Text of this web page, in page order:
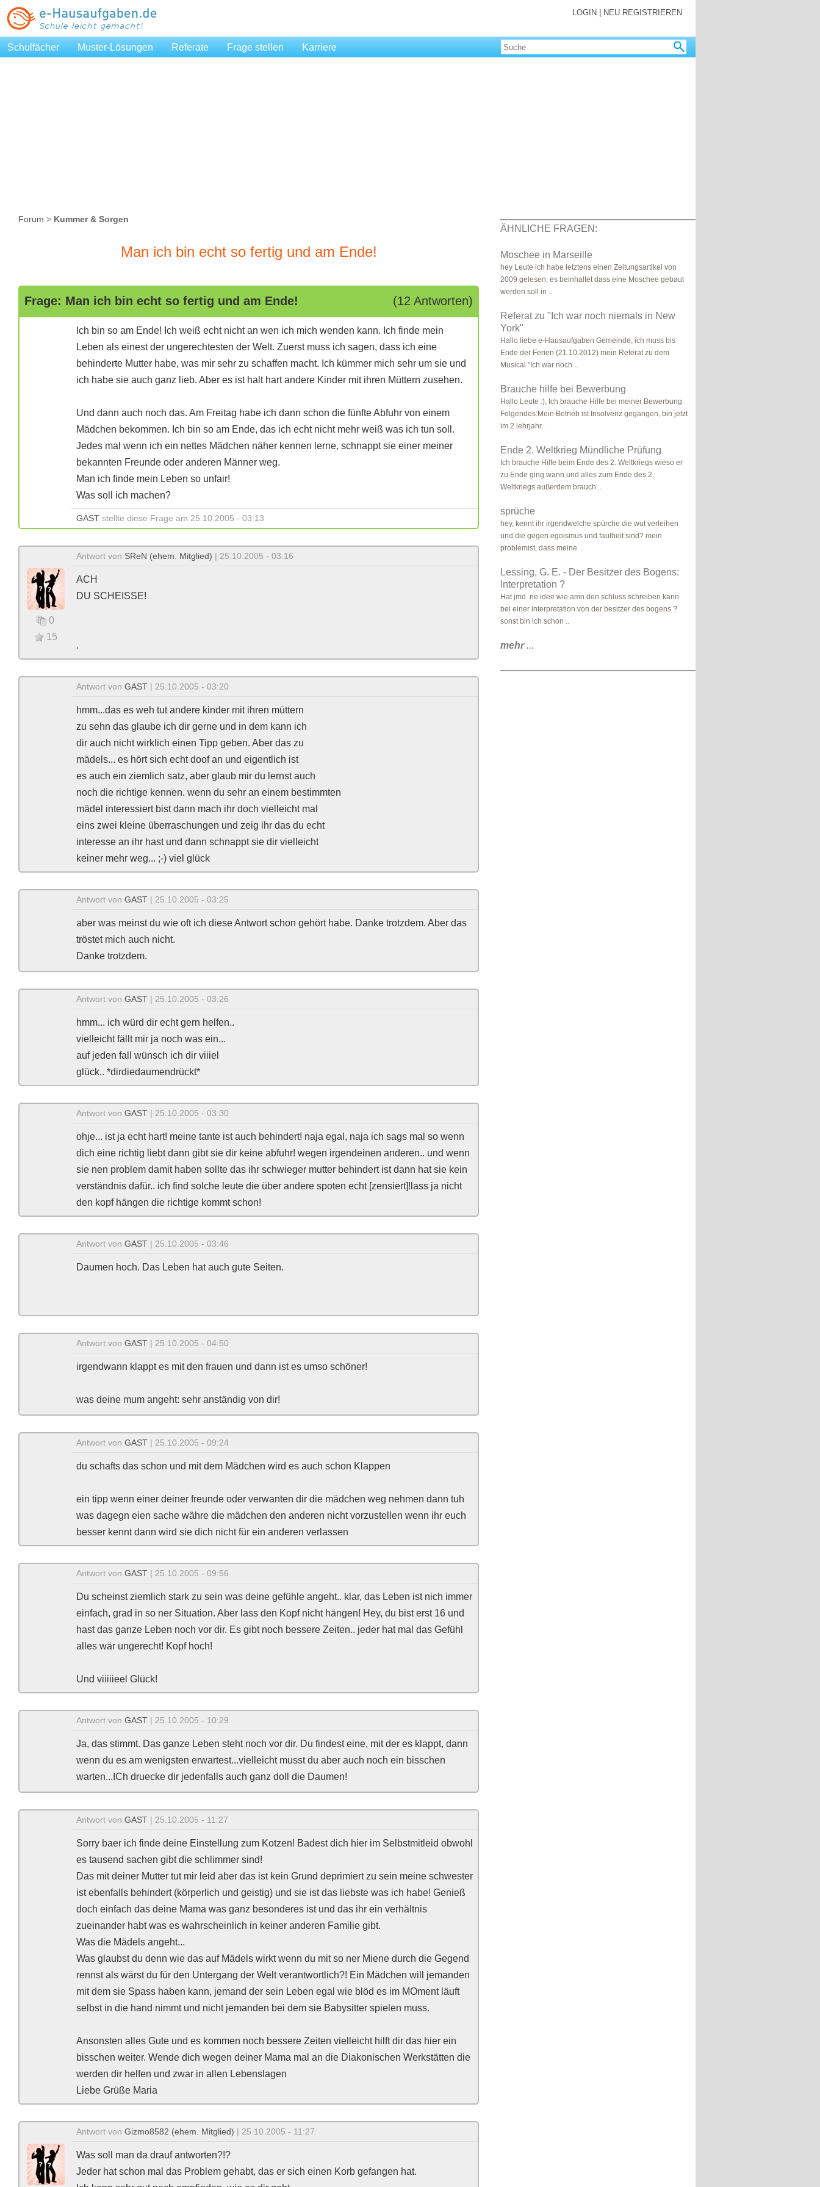
LOGIN NEU REGISTRIEREN
Schulfächer Muster-Lösungen Referate Frage stellen Karriere
Forum > Kummer & Sorgen
Man ich bin echt so fertig und am Ende!
Frage: Man ich bin echt so fertig und am Ende! (12 Antworten)
Ich bin so am Ende! Ich weiß echt nicht an wen ich mich wenden kann. Ich finde mein
Leben als einest der ungerechtesten der Welt. Zuerst muss ich sagen, dass ich eine
behinderte Mutter habe, was mir sehr zu schaffen macht. Ich kümmer mich sehr um sie und
ich habe sie auch ganz lieb. Aber es ist halt hart andere Kinder mit ihren Müttern zusehen.
Und dann auch noch das. Am Freitag habe ich dann schon die fünfte Abfuhr von einem
Mädchen bekommen. Ich bin so am Ende, das ich echt nicht mehr weiß was ich tun soll.
Jedes mal wenn ich ein nettes Mädchen näher kennen lerne, schnappt sie einer meiner
bekannten Freunde oder anderen Männer weg.
Man ich finde mein Leben so unfair!
Was soll ich machen?
GAST stellte diese Frage am 25.10.2005 - 03:13
0
15
Antwort von SReN (ehem. Mitglied) | 25.10.2005 - 03:16
ACH
DU SCHEISSE!
.
Antwort von GAST | 25.10.2005 - 03:20
hmm...das es weh tut andere kinder mit ihren müttern
zu sehn das glaube ich dir gerne und in dem kann ich
dir auch nicht wirklich einen Tipp geben. Aber das zu
mädels... es hört sich echt doof an und eigentlich ist
es auch ein ziemlich satz, aber glaub mir du lernst auch
noch die richtige kennen. wenn du sehr an einem bestimmten
mädel interessiert bist dann mach ihr doch vielleicht mal
eins zwei kleine überraschungen und zeig ihr das du echt
interesse an ihr hast und dann schnappt sie dir vielleicht
keiner mehr weg... ;-) viel glück
Antwort von GAST | 25.10.2005 - 03:25
aber was meinst du wie oft ich diese Antwort schon gehört habe. Danke trotzdem. Aber das
tröstet mich auch nicht.
Danke trotzdem.
Antwort von GAST | 25.10.2005 - 03:26
hmm... ich würd dir echt gern helfen..
vielleicht fällt mir ja noch was ein...
auf jeden fall wünsch ich dir viiiel
glück.. *dirdiedaumendrückt*
Antwort von GAST | 25.10.2005 - 03:30
ohje... ist ja echt hart! meine tante ist auch behindert! naja egal, naja ich sags mal so wenn
dich eine richtig liebt dann gibt sie dir keine abfuhr! wegen irgendeinen anderen.. und wenn
sie nen problem damit haben sollte das ihr schwieger mutter behindert ist dann hat sie kein
verständnis dafür.. ich find solche leute die über andere spoten echt [zensiert]!lass ja nicht
den kopf hängen die richtige kommt schon!
Antwort von GAST | 25.10.2005 - 03:46
Daumen hoch. Das Leben hat auch gute Seiten.
Antwort von GAST | 25.10.2005 - 04:50
irgendwann klappt es mit den frauen und dann ist es umso schöner!
was deine mum angeht: sehr anständig von dir!
Antwort von GAST | 25.10.2005 - 09:24
du schafts das schon und mit dem Mädchen wird es auch schon Klappen
ein tipp wenn einer deiner freunde oder verwanten dir die mädchen weg nehmen dann tuh
was dagegn eien sache währe die mädchen den anderen nicht vorzustellen wenn ihr euch
besser kennt dann wird sie dich nicht für ein anderen verlassen
Antwort von GAST | 25.10.2005 - 09:56
Du scheinst ziemlich stark zu sein was deine gefühle angeht.. klar, das Leben ist nich immer
einfach, grad in so ner Situation. Aber lass den Kopf nicht hängen! Hey, du bist erst 16 und
hast das ganze Leben noch vor dir. Es gibt noch bessere Zeiten.. jeder hat mal das Gefühl
alles wär ungerecht! Kopf hoch!
Und viiiiieel Glück!
Antwort von GAST | 25.10.2005 - 10:29
Ja, das stimmt. Das ganze Leben steht noch vor dir. Du findest eine, mit der es klappt, dann
wenn du es am wenigsten erwartest...vielleicht musst du aber auch noch ein bisschen
warten...ICh druecke dir jedenfalls auch ganz doll die Daumen!
Antwort von GAST | 25.10.2005 - 11:27
Sorry baer ich finde deine Einstellung zum Kotzen! Badest dich hier im Selbstmitleid obwohl
es tausend sachen gibt die schlimmer sind!
Das mit deiner Mutter tut mir leid aber das ist kein Grund deprimiert zu sein meine schwester
ist ebenfalls behindert (körperlich und geistig) und sie ist das liebste was ich habe! Genieß
doch einfach das deine Mama was ganz besonderes ist und das ihr ein verhältnis
zueinander habt was es wahrscheinlich in keiner anderen Familie gibt.
Was die Mädels angeht...
Was glaubst du denn wie das auf Mädels wirkt wenn du mit so ner Miene durch die Gegend
rennst als wärst du für den Untergang der Welt verantwortlich?! Ein Mädchen will jemanden
mit dem sie Spass haben kann, jemand der sein Leben egal wie blöd es im MOment läuft
selbst in die hand nimmt und nicht jemanden bei dem sie Babysitter spielen muss.
Ansonsten alles Gute und es kommen noch bessere Zeiten vielleicht hilft dir das hier ein
bisschen weiter. Wende dich wegen deiner Mama mal an die Diakonischen Werkstätten die
werden dir helfen und zwar in allen Lebenslagen
Liebe Grüße Maria
Antwort von Gizmo8582 (ehem. Mitglied) | 25.10.2005 - 11:27
Was soll man da drauf antworten?!?
Jeder hat schon mal das Problem gehabt, das er sich einen Korb gefangen hat.
ÄHNLICHE FRAGEN:
Moschee in Marseille
hey Leute ich habe letztens einen Zeitungsartikel von
2009 gelesen, es beinhaltet dass eine Moschee gebaut
werden soll in ..
Referat zu "Ich war noch niemals in New
York"
Hallo liebe e-Hausaufgaben Gemeinde, ich muss bis
Ende der Ferien (21.10.2012) mein Referat zu dem
Musical "Ich war noch ..
Brauche hilfe bei Bewerbung
Hallo Leute :), Ich brauche Hilfe bei meiner Bewerbung.
Folgendes:Mein Betrieb ist Insolvenz gegangen, bin jetzt
im 2 lehrjahr..
Ende 2. Weltkrieg Mündliche Prüfung
Ich brauche Hilfe beim Ende des 2. Weltkriegs wieso er
zu Ende ging wann und alles zum Ende des 2.
Weltkriegs außerdem brauch ..
sprüche
hey, kennt ihr irgendwelche spürche die wut verleihen
und die gegen egoismus und faulheit sind? mein
problemist, dass meine ..
Lessing, G. E. - Der Besitzer des Bogens:
Interpretation ?
Hat jmd. ne idee wie amn den schluss schreiben kann
bei einer interpretation von der besitzer des bogens ?
sonst bin ich schon ..
mehr...